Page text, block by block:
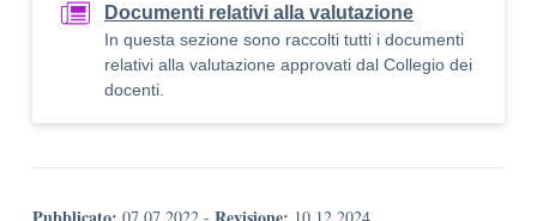
Documenti relativi alla valutazione
In questa sezione sono raccolti tutti i documenti
relativi alla valutazione approvati dal Collegio dei
docenti.